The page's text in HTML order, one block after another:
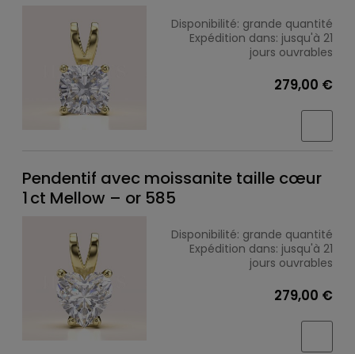
Disponibilité: grande quantité
Expédition dans: jusqu'à 21
jours ouvrables
279,00 €
Pendentif avec moissanite taille cœur
1 ct Mellow – or 585
Disponibilité: grande quantité
Expédition dans: jusqu'à 21
jours ouvrables
279,00 €